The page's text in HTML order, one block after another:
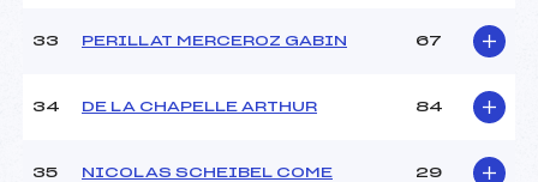
33 PERILLAT MERCEROZ GABIN 67
34 DE LA CHAPELLE ARTHUR 84
35 NICOLAS SCHEIBEL COME 29